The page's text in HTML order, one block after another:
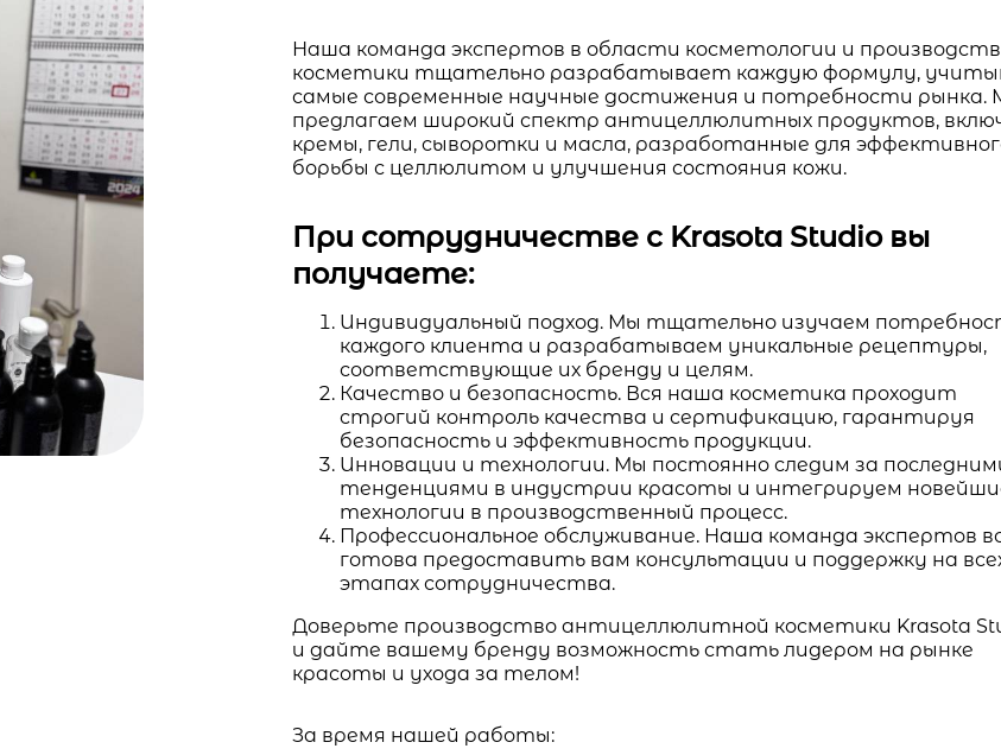
Наша команда экспертов в области косметологии и
косметики тщательно разрабатывает каждую формулу,
самые современные научные достижения и потребности рынка.
предлагаем широкий спектр антицеллюлитных продуктов,
кремы, гели, сыворотки и масла, разработанные для
борьбы с целлюлитом и улучшения состояния кожи.
При сотрудничестве с Krasota Studio вы
получаете:
Индивидуальный подход. Мы тщательно изучаем
каждого клиента и разрабатываем уникальные рецептуры,
соответствующие их бренду и целям.
Качество и безопасность. Вся наша косметика проходит
строгий контроль качества и сертификацию, гарантируя
безопасность и эффективность продукции.
Инновации и технологии. Мы постоянно следим за
тенденциями в индустрии красоты и интегрируем
технологии в производственный процесс.
Профессиональное обслуживание. Наша команда экспертов
готова предоставить вам консультации и поддержку на
этапах сотрудничества.
Доверьте производство антицеллюлитной косметики Krasota
и дайте вашему бренду возможность стать лидером на рынке
красоты и ухода за телом!
За время нашей работы: